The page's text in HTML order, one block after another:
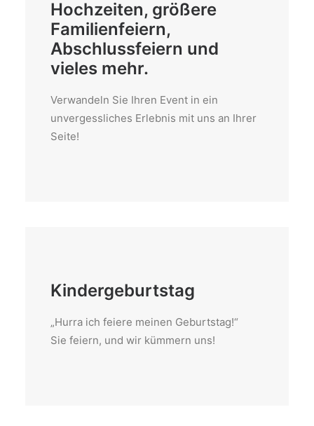
Hochzeiten, größere
Familienfeiern,
Abschlussfeiern und
vieles mehr.
Verwandeln Sie Ihren Event in ein
unvergessliches Erlebnis mit uns an Ihrer
Seite!
Kindergeburtstag
„Hurra ich feiere meinen Geburtstag!“
Sie feiern, und wir kümmern uns!